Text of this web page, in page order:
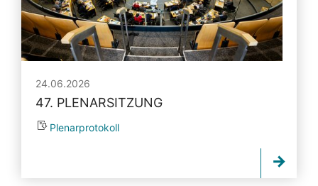
24.06.2026
47. PLENARSITZUNG
Plenarprotokoll